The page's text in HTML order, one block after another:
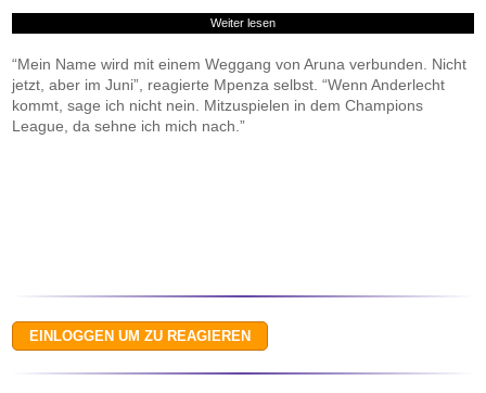
Weiter lesen
“Mein Name wird mit einem Weggang von Aruna verbunden. Nicht
jetzt, aber im Juni”, reagierte Mpenza selbst. “Wenn Anderlecht
kommt, sage ich nicht nein. Mitzuspielen in dem Champions
League, da sehne ich mich nach.”